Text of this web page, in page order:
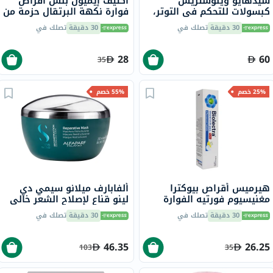
كبسولات للتحكم في التوتر،
حزمة من 30
30 دقيقة تصلك في
60
فوارة نكهة البرتقال حزمة من
20 30 دقيقة تصلك في
28
35
25% خصم
هيرميس أقراص بيوكترا
مغنيسيوم فورتيه الفوارة
بتركيز 243 ملجمم 20 قرص 30 دقيقة تصلك في
26.25
35
55% خصم
ألفابارف ميلانو سيمي دي
لينو قناع لإصلاح الشعر خالي
من الكبريتات، علاج احترافي
30 دقيقة تصلك في
46.35
103